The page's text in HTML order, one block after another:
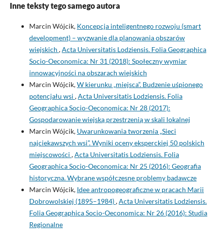
Inne teksty tego samego autora
Marcin Wójcik, Koncepcja inteligentnego rozwoju (smart
development) – wyzwanie dla planowania obszarów
wiejskich ,Acta Universitatis Lodziensis. Folia Geographica
Socio-Oeconomica: Nr 31 (2018): Społeczny wymiar
innowacyjności na obszarach wiejskich
Marcin Wójcik,W kierunku „miejsca”. Budzenie uśpionego
potencjału wsi ,Acta Universitatis Lodziensis. Folia
Geographica Socio-Oeconomica: Nr 28 (2017):
Gospodarowanie wiejską przestrzenią w skali lokalnej
Marcin Wójcik, Uwarunkowania tworzenia „Sieci
najciekawszych wsi”. Wyniki oceny eksperckiej 50 polskich
miejscowości ,Acta Universitatis Lodziensis. Folia
Geographica Socio-Oeconomica: Nr 25 (2016): Geografia
historyczna. Wybrane współczesne problemy badawcze
Marcin Wójcik, Idee antropogeograficzne w pracach Marii
Dobrowolskiej (1895–1984),Acta Universitatis Lodziensis.
Folia Geographica Socio-Oeconomica: Nr 26 (2016): Studia
Regionalne